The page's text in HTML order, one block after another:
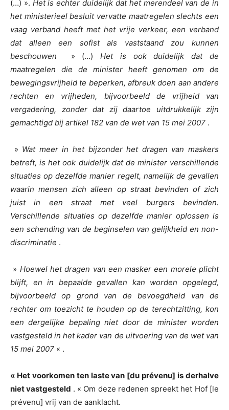
(…) ». Het is echter duidelijk dat het merendeel van de in
het ministerieel besluit vervatte maatregelen slechts een
vaag verband heeft met het vrije verkeer, een verband
dat alleen een sofist als vaststaand zou kunnen
beschouwen » (…)Het is ook duidelijk dat de
maatregelen die de minister heeft genomen om de
bewegingsvrijheid te beperken, afbreuk doen aan andere
rechten en vrijheden, bijvoorbeeld de vrijheid van
vergadering, zonder dat zij daartoe uitdrukkelijk zijn
gemachtigd bij artikel 182 van de wet van 15 mei 2007 .
» Wat meer in het bijzonder het dragen van maskers
betreft, is het ook duidelijk dat de minister verschillende
situaties op dezelfde manier regelt, namelijk de gevallen
waarin mensen zich alleen op straat bevinden of zich
juist in een straat met veel burgers bevinden.
Verschillende situaties op dezelfde manier oplossen is
een schending van de beginselen van gelijkheid en non-
discriminatie .
» Hoewel het dragen van een masker een morele plicht
blijft, en in bepaalde gevallen kan worden opgelegd,
bijvoorbeeld op grond van de bevoegdheid van de
rechter om toezicht te houden op de terechtzitting, kon
een dergelijke bepaling niet door de minister worden
vastgesteld in het kader van de uitvoering van de wet van
15 mei 2007 « .
« Het voorkomen ten laste van [du prévenu] is derhalve
niet vastgesteld . « Om deze redenen spreekt het Hof [le
prévenu] vrij van de aanklacht.